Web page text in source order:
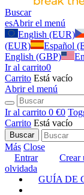
Buscar
esAbrir el menú
English (EUR)
(EUR)
Español
English (GBP)
Ir al carrito0
Carrito Está vacío
Abrir el menú
Ir al carrito 0 €0
Carrito Está vacío
Buscar
Más Close
Entrar
Crear
olvidada
GUÍA DE